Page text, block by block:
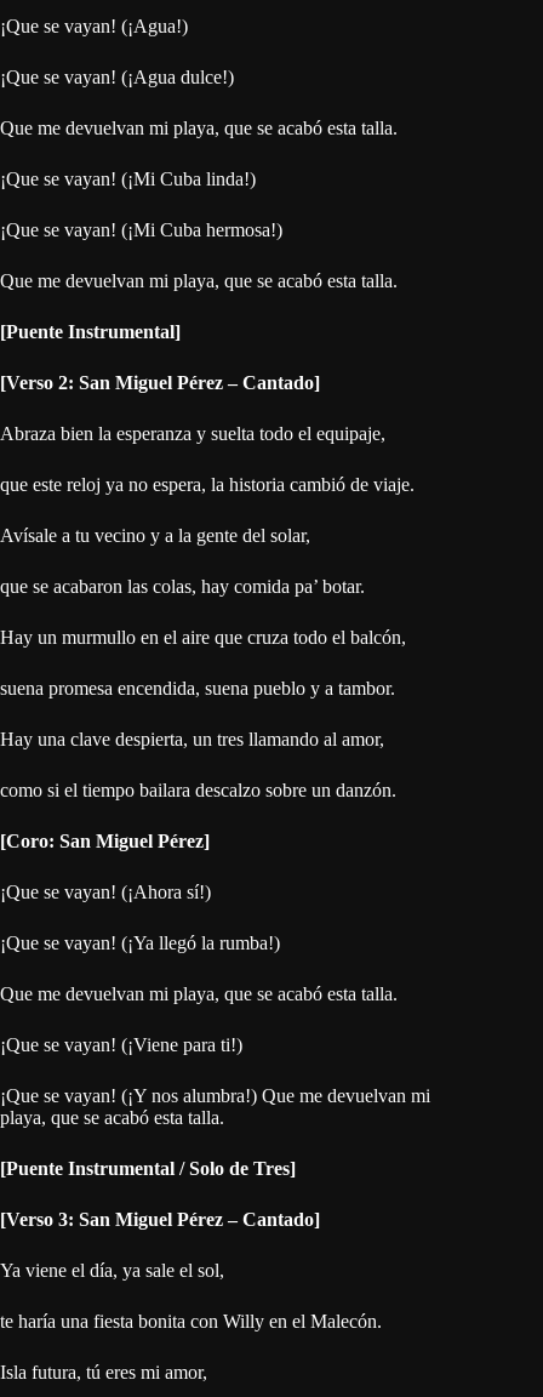
¡Que se vayan! (¡Agua!)
¡Que se vayan! (¡Agua dulce!)
Que me devuelvan mi playa, que se acabó esta talla.
¡Que se vayan! (¡Mi Cuba linda!)
¡Que se vayan! (¡Mi Cuba hermosa!)
Que me devuelvan mi playa, que se acabó esta talla.
[Puente Instrumental]
[Verso 2: San Miguel Pérez – Cantado]
Abraza bien la esperanza y suelta todo el equipaje,
que este reloj ya no espera, la historia cambió de viaje.
Avísale a tu vecino y a la gente del solar,
que se acabaron las colas, hay comida pa’ botar.
Hay un murmullo en el aire que cruza todo el balcón,
suena promesa encendida, suena pueblo y a tambor.
Hay una clave despierta, un tres llamando al amor,
como si el tiempo bailara descalzo sobre un danzón.
[Coro: San Miguel Pérez]
¡Que se vayan! (¡Ahora sí!)
¡Que se vayan! (¡Ya llegó la rumba!)
Que me devuelvan mi playa, que se acabó esta talla.
¡Que se vayan! (¡Viene para ti!)
¡Que se vayan! (¡Y nos alumbra!) Que me devuelvan mi
playa, que se acabó esta talla.
[Puente Instrumental / Solo de Tres]
[Verso 3: San Miguel Pérez – Cantado]
Ya viene el día, ya sale el sol,
te haría una fiesta bonita con Willy en el Malecón.
Isla futura, tú eres mi amor,